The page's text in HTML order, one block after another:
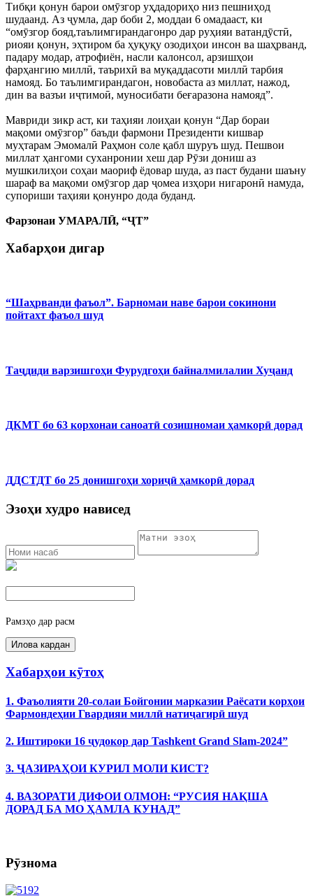
Тибқи қонун барои омӯзгор уҳдадориҳо низ пешниҳод
шудаанд. Аз ҷумла, дар боби 2, моддаи 6 омадааст, ки
“омӯзгор бояд,таълимгирандагонро дар руҳияи ватандӯстӣ,
риояи қонун, эҳтиром ба ҳуқуқу озодиҳои инсон ва шаҳрванд,
падару модар, атрофиён, насли калонсол, арзишҳои
фарҳангию миллӣ, таърихӣ ва муқаддасоти миллӣ тарбия
намояд. Бо таълимгирандагон, новобаста аз миллат, нажод,
дин ва вазъи иҷтимоӣ, муносибати беғаразона намояд”.
Мавриди зикр аст, ки таҳияи лоиҳаи қонун “Дар бораи
мақоми омӯзгор” баъди фармони Президенти кишвар
муҳтарам Эмомалӣ Раҳмон соле қабл шуруъ шуд. Пешвои
миллат ҳангоми суханронии хеш дар Рӯзи дониш аз
мушкилиҳои соҳаи маориф ёдовар шуда, аз паст будани шаъну
шараф ва мақоми омӯзгор дар ҷомеа изҳори нигаронӣ намуда,
супориши таҳияи қонунро дода буданд.
Фарзонаи УМАРАЛӢ, “ҶТ”
Хабарҳои дигар
“Шаҳрванди фаъол”. Барномаи наве барои сокинони
пойтахт фаъол шуд
Таҷдиди варзишгоҳи Фурудгоҳи байналмилалии Хуҷанд
ДКМТ бо 63 корхонаи саноатӣ созишномаи ҳамкорӣ дорад
ДДСТДТ бо 25 донишгоҳи хориҷӣ ҳамкорӣ дорад
Эзоҳи худро нависед
Рамзҳо дар расм
Хабарҳои кӯтоҳ
1. Фаъолияти 20-солаи Бойгонии марказии Раёсати корҳои
Фармондеҳии Гвардияи миллӣ натиҷагирӣ шуд
2. Иштироки 16 ҷудокор дар Tashkent Grand Slam-2024”
3. ҶАЗИРАҲОИ КУРИЛ МОЛИ КИСТ?
4. ВАЗОРАТИ ДИФОИ ОЛМОН: “РУСИЯ НАҚША
ДОРАД БА МО ҲАМЛА КУНАД”
Рӯзнома